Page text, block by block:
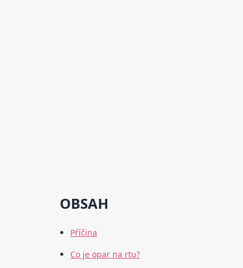
OBSAH
Příčina
Co je opar na rtu?